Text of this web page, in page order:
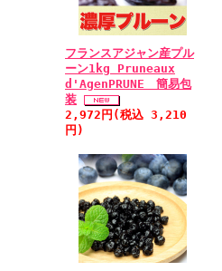
フランスアジャン産プル
ーン1kg Pruneaux
d'AgenPRUNE 簡易包
装
2,972円(税込 3,210
円)